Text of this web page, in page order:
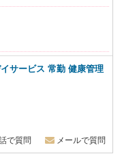
イサービス常勤 健康管理
で質問 メールで質問